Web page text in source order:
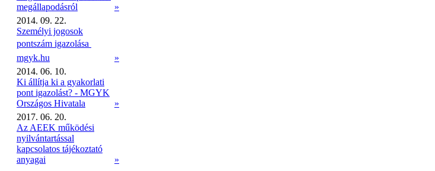
megállapodásról
»
2014. 09. 22.
Személyi jogosok
pontszám igazolása 
mgyk.hu
»
2014. 06. 10.
Ki állítja ki a gyakorlati
pont igazolást? - MGYK
Országos Hivatala
»
2017. 06. 20.
Az AEEK működési
nyilvántartással
kapcsolatos tájékoztató
anyagai
»